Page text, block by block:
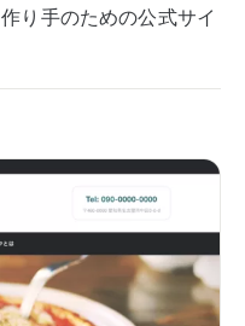
り手のための公式サイ